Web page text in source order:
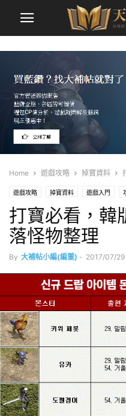
Home 遊戲攻略 掉寶資料
遊戲攻略 掉寶資料 遊戲入門
打寶必看，韓
落怪物整理
By 大補帖小編(編董) - 2017/07/29